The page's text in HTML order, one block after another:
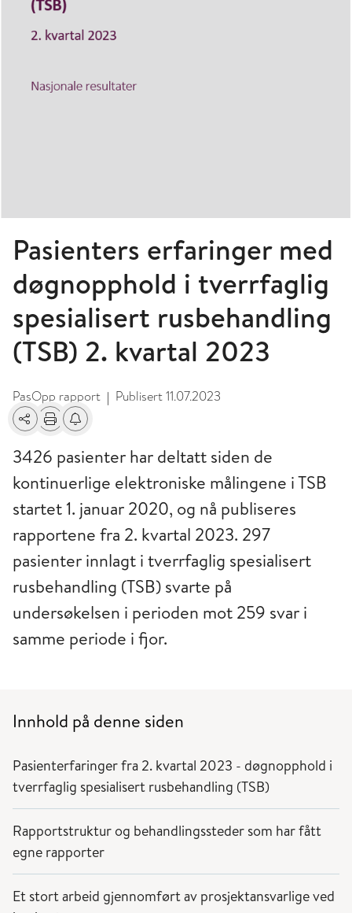
Pasienters erfaringer med
døgnopphold i tverrfaglig
spesialisert rusbehandling
(TSB) 2. kvartal 2023
PasOpp rapport | Publisert11.07.2023
Del Skriv utFå varsel om endringer
3426 pasienter har deltatt siden de
kontinuerlige elektroniske målingene i TSB
startet 1. januar 2020, og nå publiseres
rapportene fra 2. kvartal 2023. 297
pasienter innlagt i tverrfaglig spesialisert
rusbehandling (TSB) svarte på
undersøkelsen i perioden mot 259 svar i
samme periode i fjor.
Innhold på denne siden
Pasienterfaringer fra 2. kvartal 2023 - døgnopphold i
tverrfaglig spesialisert rusbehandling (TSB)
Rapportstruktur og behandlingssteder som har fått
egne rapporter
Et stort arbeid gjennomført av prosjektansvarlige ved